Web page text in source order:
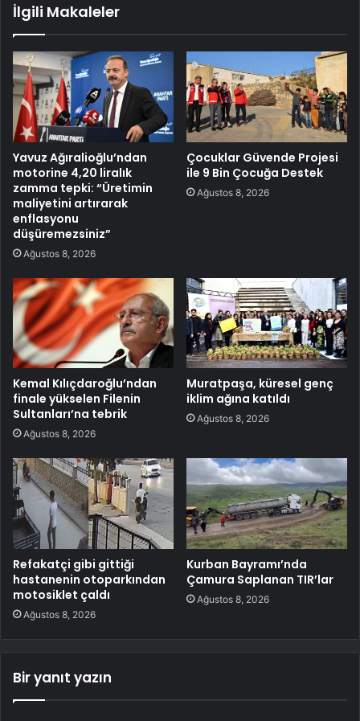
İlgili Makaleler
Yavuz Ağıralioğlu’ndan
motorine 4,20 liralık
zamma tepki: “Üretimin
maliyetini artırarak
enflasyonu
düşüremezsiniz”
Ağustos 8, 2026
Çocuklar Güvende Projesi
ile 9 Bin Çocuğa Destek
Ağustos 8, 2026
Kemal Kılıçdaroğlu’ndan
finale yükselen Filenin
Sultanları’na tebrik
Ağustos 8, 2026
Muratpaşa, küresel genç
iklim ağına katıldı
Ağustos 8, 2026
Refakatçi gibi gittiği
hastanenin otoparkından
motosiklet çaldı
Ağustos 8, 2026
Kurban Bayramı’nda
Çamura Saplanan TIR’lar
Ağustos 8, 2026
Bir yanıt yazın